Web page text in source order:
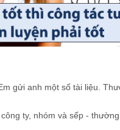
gửi anh một số tài liệu.
ty, nhóm và sếp -